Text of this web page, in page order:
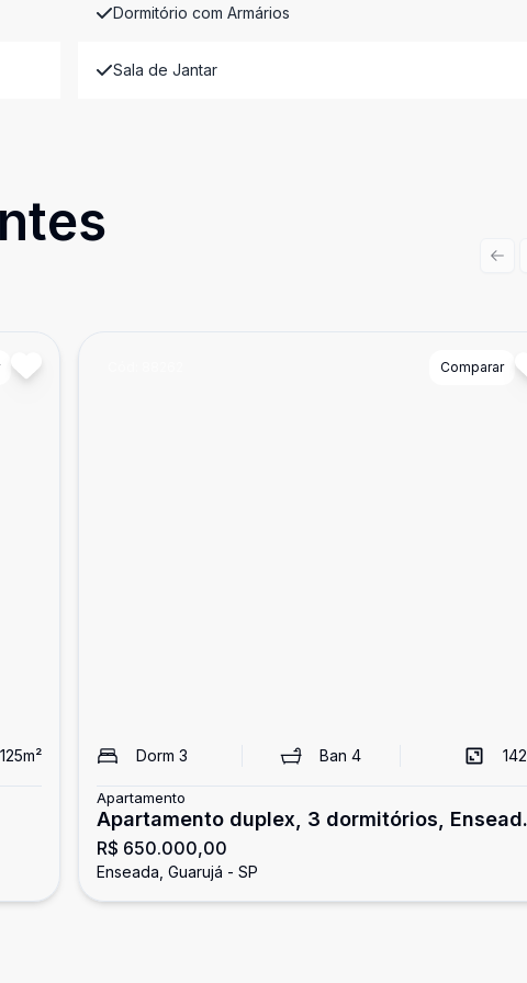
Dormitório com Armários
Sala de Jantar
125m²
Comparar
Dorm 3 Ban4 142
Apartamento
Apartamento duplex, 3 dormitórios,
Guarujá
R$ 650.000,00
Enseada, Guarujá - SP